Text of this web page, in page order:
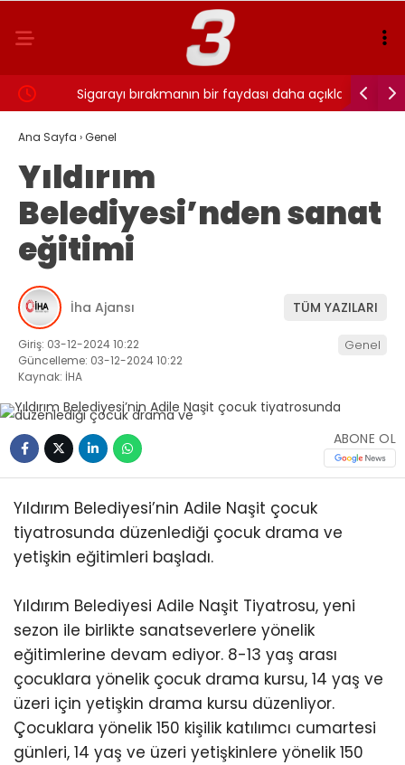
Sigarayı bırakmanın bir faydası daha açıklandı:
Beyin sağlığı için 7 yıl detayı dikkat çekti
Ana Sayfa ›Genel
Yıldırım
Belediyesi’nden sanat
eğitimi
İha Ajansı TÜM YAZILARI
Giriş: 03-12-2024 10:22
Güncelleme: 03-12-2024 10:22
Kaynak: İHA
Genel
ABONE OL
Yıldırım Belediyesi’nin Adile Naşit çocuk
tiyatrosunda düzenlediği çocuk drama ve
yetişkin eğitimleri başladı.
Yıldırım Belediyesi Adile Naşit Tiyatrosu, yeni
sezon ile birlikte sanatseverlere yönelik
eğitimlerine devam ediyor. 8-13 yaş arası
çocuklara yönelik çocuk drama kursu, 14 yaş ve
üzeri için yetişkin drama kursu düzenliyor.
Çocuklara yönelik 150 kişilik katılımcı cumartesi
günleri, 14 yaş ve üzeri yetişkinlere yönelik 150